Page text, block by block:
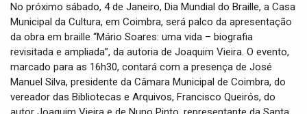
No próximo sábado, 4 de Janeiro, Dia Mundial do Braille, a Casa
Municipal da Cultura, em Coimbra, será palco da apresentação
da obra em braille “Mário Soares: uma vida – biografia
revisitada e ampliada”, da autoria de Joaquim Vieira. O evento,
marcado para as 16h30, contará com a presença de José
Manuel Silva, presidente da Câmara Municipal de Coimbra, do
vereador das Bibliotecas e Arquivos, Francisco Queirós, do